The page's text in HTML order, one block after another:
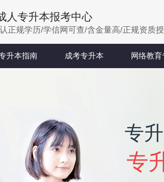
人专升本报考中心
正规学历/学信网可查/含金量高/正规资质
升本指南 成考专升本 网络教育
专
专